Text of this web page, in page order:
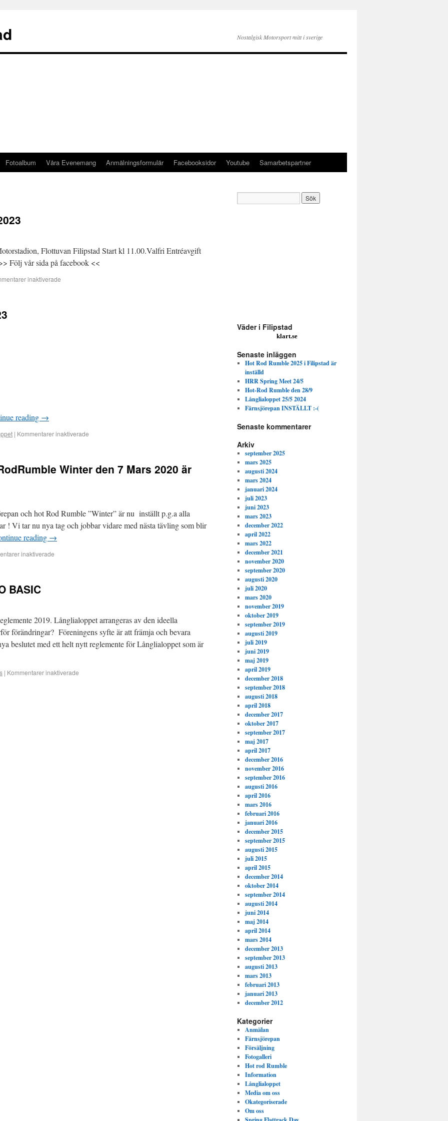
Nostalgisk Motorsport mitt i sverige
Fotoalbum Våra Evenemang Anmälningsformulär Facebooksidor Youtube Samarbetspartner
Flottuvan Filipstad Start kl 11.00.Valfri Entréavgift
Följ vår sida på facebook <<
inaktiverade
reading →
| Kommentarer inaktiverade
Winter den 7 Mars 2020 är
och hot Rod Rumble ”Winter” är nu inställt p.g.a alla
! Vi tar nu nya tag och jobbar vidare med nästa tävling som blir
reading →
inaktiverade
BASIC
2019. Långlialoppet arrangeras av den ideella
förändringar? Föreningens syfte är att främja och bevara
beslutet med ett helt nytt reglemente för Långlialoppet som är
| Kommentarer inaktiverade
Väder i Filipstad
klart.se
Senaste inläggen
Hot Rod Rumble 2025 i Filipstad är
inställd
HRR Spring Meet 24/5
Hot-Rod Rumble den 28/9
Långlialoppet 25/5 2024
Färnsjörepan INSTÄLLT :-(
Senaste kommentarer
Arkiv
september 2025
mars 2025
augusti 2024
mars 2024
januari 2024
juli 2023
juni 2023
mars 2023
december 2022
april 2022
mars 2022
december 2021
november 2020
september 2020
augusti 2020
juli 2020
mars 2020
november 2019
oktober 2019
september 2019
augusti 2019
juli 2019
juni 2019
maj 2019
april 2019
december 2018
september 2018
augusti 2018
april 2018
december 2017
oktober 2017
september 2017
maj 2017
april 2017
december 2016
november 2016
september 2016
augusti 2016
april 2016
mars 2016
februari 2016
januari 2016
december 2015
september 2015
augusti 2015
juli 2015
april 2015
december 2014
oktober 2014
september 2014
augusti 2014
juni 2014
maj 2014
april 2014
mars 2014
december 2013
september 2013
augusti 2013
mars 2013
februari 2013
januari 2013
december 2012
Kategorier
Anmälan
Färnsjörepan
Försäljning
Fotogalleri
Hot rod Rumble
Information
Långlialoppet
Media om oss
Okategoriserade
Om oss